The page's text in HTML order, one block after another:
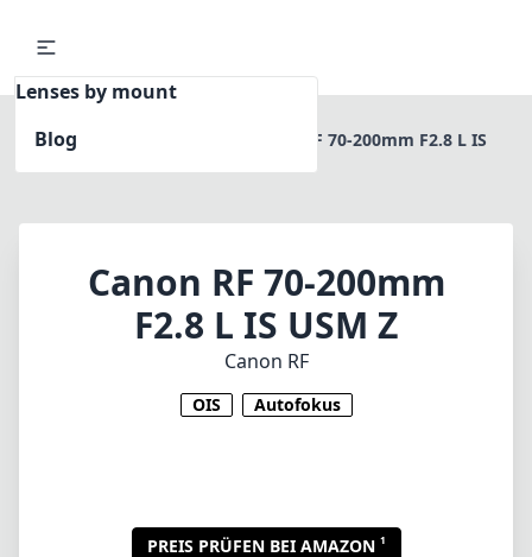
Lenses by mount
Blog
Home
Canon RF 70-200mm F2.8 L IS
Canon RF 70-200mm
F2.8 L IS USM Z
Canon RF
OIS Autofokus